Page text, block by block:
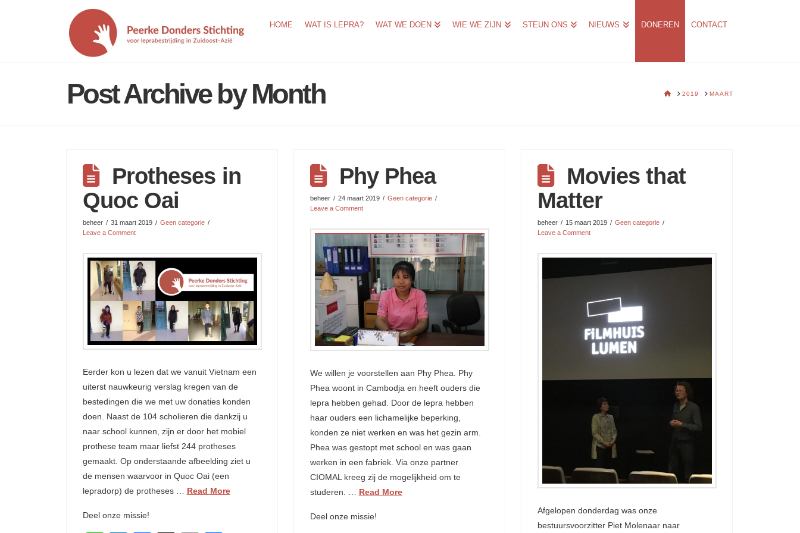
HOME WAT IS LEPRA? WAT WE DOEN WIE WE ZIJN STEUN ONS NIEUWS DONEREN CONTACT
Post Archive by Month HOME2019 MAART
Protheses in
Quoc Oai
beheer 31 maart 2019
Geen categorie
Leave a Comment
Eerder kon u lezen dat we vanuit Vietnam een
uiterst nauwkeurig verslag kregen van de
bestedingen die we met uw donaties konden
doen. Naast de 104 scholieren die dankzij u
naar school kunnen, zijn er door het mobiel
prothese team maar liefst 244 protheses
gemaakt. Op onderstaande afbeelding ziet u
de mensen waarvoor in Quoc Oai (een
lepradorp) de protheses … Read More
Deel onze missie!
Phy Phea
beheer 24 maart 2019
Geen categorie
Leave a Comment
We willen je voorstellen aan Phy Phea. Phy
Phea woont in Cambodja en heeft ouders die
lepra hebben gehad. Door de lepra hebben
haar ouders een lichamelijke beperking,
konden ze niet werken en was het gezin arm.
Phea was gestopt met school en was gaan
werken in een fabriek. Via onze partner
CIOMAL kreeg zij de mogelijkheid om te
studeren. … Read More
Deel onze missie!
Movies that
Matter
beheer 15 maart 2019
Geen categorie
Leave a Comment
Afgelopen donderdag was onze
bestuursvoorzitter Piet Molenaar naar